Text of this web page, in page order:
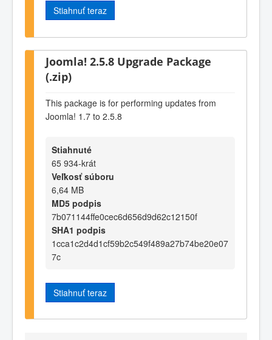
Stiahnuť teraz
Joomla! 2.5.8 Upgrade Package
(.zip)
This package is for performing updates from
Joomla! 1.7 to 2.5.8
Stiahnuté
65 934-krát
Veľkosť súboru
6,64 MB
MD5 podpis
7b071144ffe0cec6d656d9d62c12150f
SHA1 podpis
1cca1c2d4d1cf59b2c549f489a27b74be20e07
7c
Stiahnuť teraz